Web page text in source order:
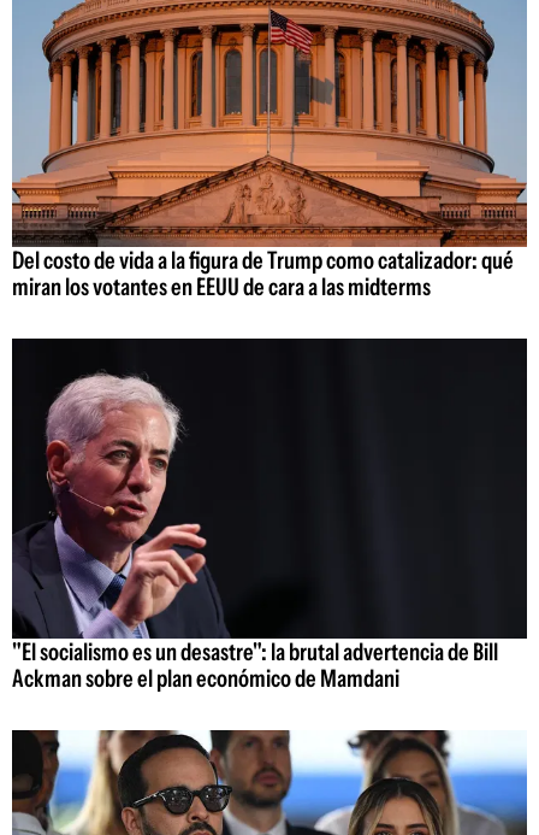
Del costo de vida a la figura de Trump como catalizador: qué
miran los votantes en EEUU de cara a las midterms
"El socialismo es un desastre": la brutal advertencia de Bill
Ackman sobre el plan económico de Mamdani